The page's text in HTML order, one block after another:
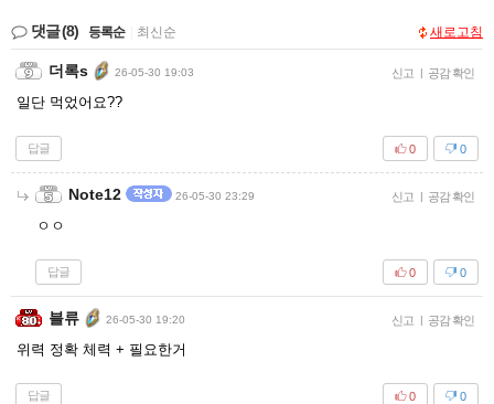
댓글(8) 등록순 최신순 새로고침
더록s 26-05-30 19:03 신고 | 공감 확인
일단 먹었어요??
답글 0
0
Note12 26-05-30 23:29 신고 | 공감 확인
ㅇㅇ
답글 0
0
블류 26-05-30 19:20 신고 | 공감 확인
위력 정확 체력 + 필요한거
답글 0
0